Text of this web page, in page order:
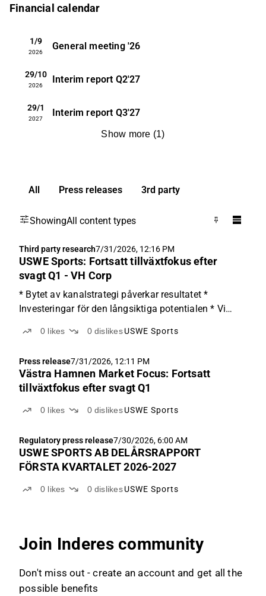
Financial calendar
1/9
2026
General meeting '26
29/10
2026
Interim report Q2'27
29/1
2027
Interim report Q3'27
Show more (1)
All Press releases 3rd party
ShowingAll content types
Third party research7/31/2026, 12:16 PM
USWE Sports: Fortsatt tillväxtfokus efter
svagt Q1 - VH Corp
* Bytet av kanalstrategi påverkar resultatet *
Investeringar för den långsiktiga potentialen * Vi
per aktie USWE Sports inledde räkenskapsåret
29,3 ...
0 likes 0 dislikes USWE Sports
Press release7/31/2026, 12:11 PM
Västra Hamnen Market Focus: Fortsatt
tillväxtfokus efter svagt Q1
0 likes 0 dislikes USWE Sports
Regulatory press release7/30/2026, 6:00 AM
USWE SPORTS AB DELÅRSRAPPORT
FÖRSTA KVARTALET 2026-2027
0 likes 0 dislikes USWE Sports
Join Inderes community
Don't miss out - create an account and get all the
possible benefits